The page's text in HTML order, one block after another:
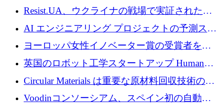
ッション製品インテリジェンス プラットフォ
ームを拡大するためにプレシードを調達
Resist.UA、ウクライナの戦場で実証された防
衛技術を拡大するために5,000万ユーロの欧州
基金を立ち上げる
AI エンジニアリング プロジェクトの予測スタ
ートアップ Cascade が a16z アクセラレータか
らの支援を獲得
ヨーロッパ女性イノベーター賞の受賞者を紹
介します
英国のロボット工学スタートアップ Humanoid
がシリーズ A 1 億 5,200 万ドルで評価額 13 億
5,000 万ドルに到達
Circular Materials は重要な原材料回収技術の拡
張に 1,180 万ユーロを確保
Voodinコンソーシアム、スペイン初の自動木